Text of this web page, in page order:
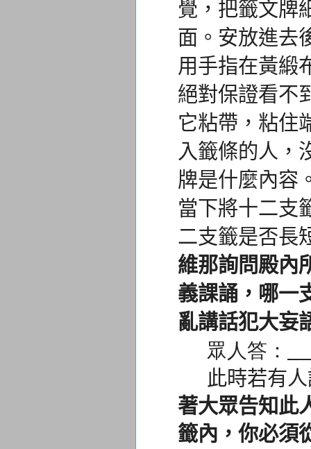
覺， 把籤文牌
面。安放進去
用手指在黃緞
絕對保證看不
它粘帶，粘住
入籤條的人，
牌是什麼內容
當下將十二支
二支籤是否長
維那詢問殿內
義課誦， 哪一
亂講話犯大妄
眾人答：
此時若有人
著大眾告知此
籤內， 你必須